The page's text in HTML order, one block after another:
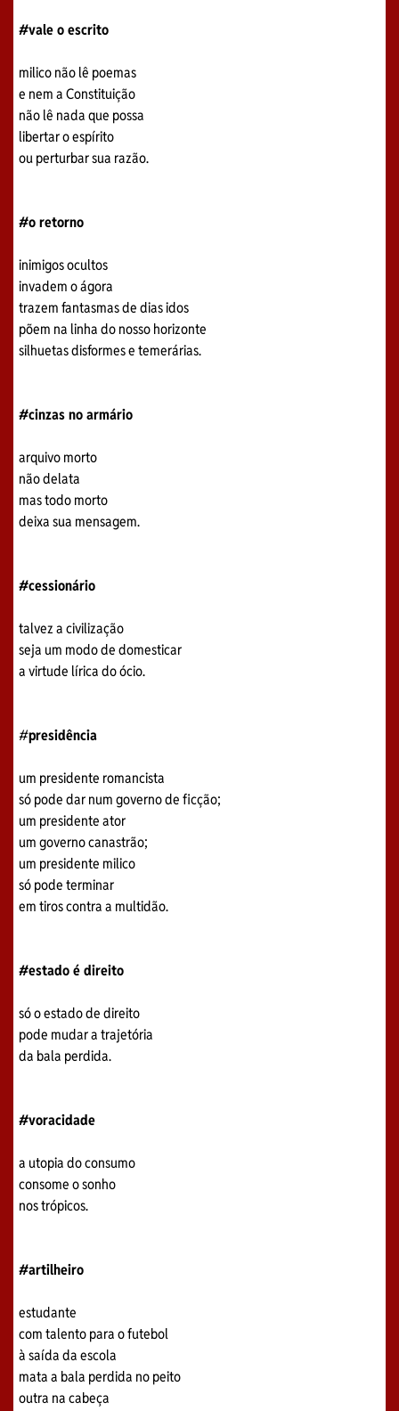
#vale o escrito
milico não lê poemas
e nem a Constituição
não lê nada que possa
libertar o espírito
ou perturbar sua razão.
#o retorno
inimigos ocultos
invadem o ágora
trazem fantasmas de dias idos
põem na linha do nosso horizonte
silhuetas disformes e temerárias.
#cinzas no armário
arquivo morto
não delata
mas todo morto
deixa sua mensagem.
#cessionário
talvez a civilização
seja um modo de domesticar
a virtude lírica do ócio.
#presidência
um presidente romancista
só pode dar num governo de ficção;
um presidente ator
um governo canastrão;
um presidente milico
só pode terminar
em tiros contra a multidão.
#estado é direito
só o estado de direito
pode mudar a trajetória
da bala perdida.
#voracidade
a utopia do consumo
consome o sonho
nos trópicos.
#artilheiro
estudante
com talento para o futebol
à saída da escola
mata a bala perdida no peito
outra na cabeça